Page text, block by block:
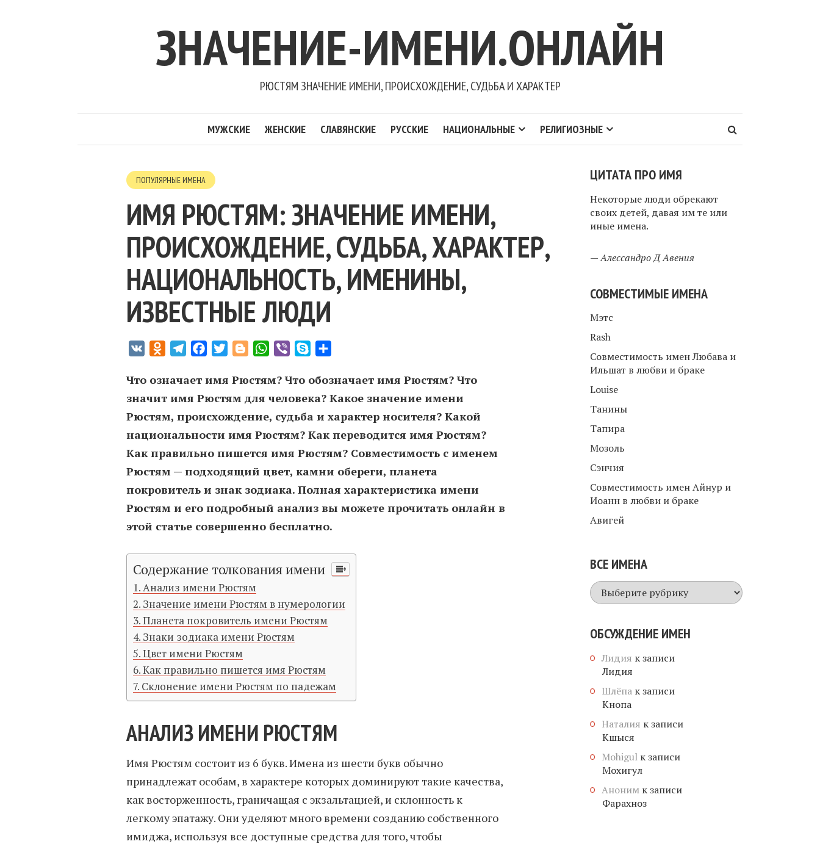
ЗНАЧЕНИЕ-ИМЕНИ.ОНЛАЙН
РЮСТЯМ ЗНАЧЕНИЕ ИМЕНИ, ПРОИСХОЖДЕНИЕ, СУДЬБА И ХАРАКТЕР
МУЖСКИЕ ЖЕНСКИЕ СЛАВЯНСКИЕ РУССКИЕ НАЦИОНАЛЬНЫЕ РЕЛИГИОЗНЫЕ
ПОПУЛЯРНЫЕ ИМЕНА
ИМЯ РЮСТЯМ: ЗНАЧЕНИЕ ИМЕНИ,
ПРОИСХОЖДЕНИЕ, СУДЬБА, ХАРАКТЕР,
НАЦИОНАЛЬНОСТЬ, ИМЕНИНЫ,
ИЗВЕСТНЫЕ ЛЮДИ
VK Odnoklassniki
TelegramFacebookTwitterBloggerWhatsApp
Viber Skype
Что означает имя Рюстям? Что обозначает имя Рюстям? Что
значит имя Рюстям для человека? Какое значение имени
Рюстям, происхождение, судьба и характер носителя? Какой
национальности имя Рюстям? Как переводится имя Рюстям?
Как правильно пишется имя Рюстям? Совместимость c именем
Рюстям — подходящий цвет, камни обереги, планета
покровитель и знак зодиака. Полная характеристика имени
Рюстям и его подробный анализ вы можете прочитать онлайн в
этой статье совершенно бесплатно.
Содержание толкования имени
Анализ имени Рюстям
Значение имени Рюстям в нумерологии
Планета покровитель имени Рюстям
Знаки зодиака имени Рюстям
Цвет имени Рюстям
Как правильно пишется имя Рюстям
Склонение имени Рюстям по падежам
АНАЛИЗ ИМЕНИ РЮСТЯМ
Имя Рюстям состоит из 6 букв. Имена из шести букв обычно
принадлежат особам, в характере которых доминируют такие качества,
как восторженность, граничащая с экзальтацией, и склонность к
легкому эпатажу. Они уделяют много времени созданию собственного
имиджа, используя все доступные средства для того, чтобы
ЦИТАТА ПРО ИМЯ
Некоторые люди обрекают
своих детей, давая им те или
иные имена.
—Алессандро Д Авения
СОВМЕСТИМЫЕ ИМЕНА
Мэтс
Rash
Совместимость имен Любава и
Ильшат в любви и браке
Louise
Танины
Тапира
Мозоль
Сэнчия
Совместимость имен Айнур и
Иоанн в любви и браке
Авигей
ВСЕ ИМЕНА
Все
имена
ОБСУЖДЕНИЕ ИМЕН
Лидия к записи
Лидия
Шлёпа к записи
Кнопа
Наталия к записи
Кшыся
Mohigul к записи
Мохигул
Аноним к записи
Фарахноз